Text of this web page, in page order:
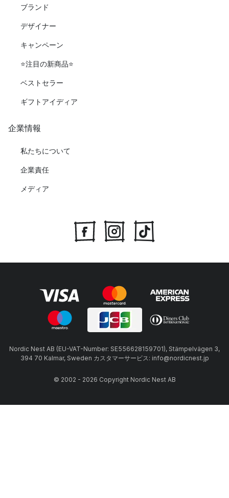
ブランド
デザイナー
キャンペーン
⭐️注目の新商品⭐️
ベストセラー
ギフトアイディア
企業情報
私たちについて
企業責任
メディア
Nordic Nest AB (EU-VAT-Number: SE556628159701), Stämpelvägen 3,
394 70 Kalmar, Sweden カスタマーサービス: info@nordicnest.jp
© 2002 - 2026 Copyright Nordic Nest AB